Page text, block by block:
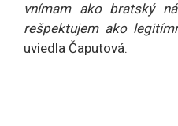
vnímam ako bratský
rešpektujem ako
uviedla Čaputová.